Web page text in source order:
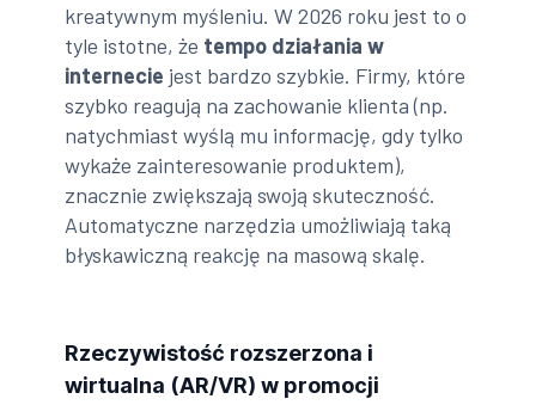
kreatywnym myśleniu. W 2026 roku jest to o
tyle istotne, że tempo działania w
internecie jest bardzo szybkie. Firmy, które
szybko reagują na zachowanie klienta (np.
natychmiast wyślą mu informację, gdy tylko
wykaże zainteresowanie produktem),
znacznie zwiększają swoją skuteczność.
Automatyczne narzędzia umożliwiają taką
błyskawiczną reakcję na masową skalę.
Rzeczywistość rozszerzona i
wirtualna (AR/VR) w promocji